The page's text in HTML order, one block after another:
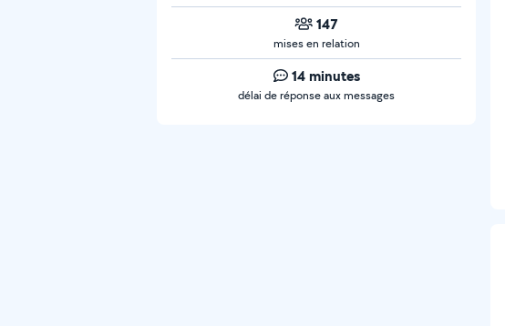
147
mises en relation
14 minutes
délai de réponse aux messages